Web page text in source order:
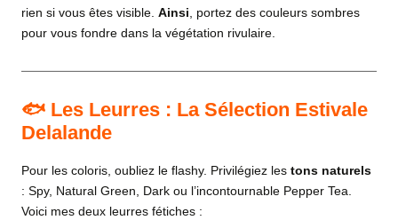
rien si vous êtes visible. Ainsi , portez des couleurs sombres
pour vous fondre dans la végétation rivulaire.
🐟 Les Leurres : La Sélection Estivale
Delalande
Pour les coloris, oubliez le flashy. Privilégiez les tons naturels
: Spy, Natural Green, Dark ou l’incontournable Pepper Tea.
Voici mes deux leurres fétiches :